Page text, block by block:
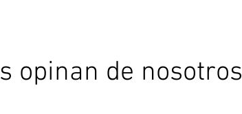
opinan de nosotros